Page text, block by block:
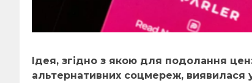
Ідея, згідно з якою для подолання
альтернативних соцмереж, виявилася